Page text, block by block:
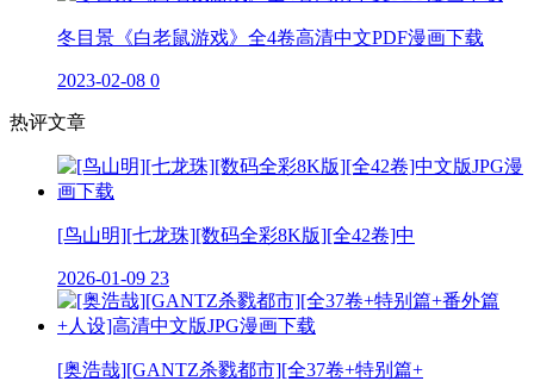
冬目景《白老鼠游戏》全4卷高清中文PDF漫画下载
2023-02-08 0
热评文章
[鸟山明][七龙珠][数码全彩8K版][全42卷]中
2026-01-09 23
[奥浩哉][GANTZ杀戮都市][全37卷+特别篇+